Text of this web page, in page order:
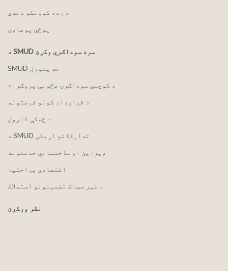
د زده کوونکو دندې
پوځي پوهاوی
د SMUD سره سوداګري وکړئ
SMUD ته پلورل
د کوچني سوداګرۍ هڅونې پروګرام
د قرارداد کولو فرصتونه
د ځمکې کارول
د SMUD تدارکاتو اړیکې
ډیزاین او ساختماني خدمتونه
اقتصادي پراختیا
د غیر سټاک تضمینونو استملاک
نظر ورکړئ